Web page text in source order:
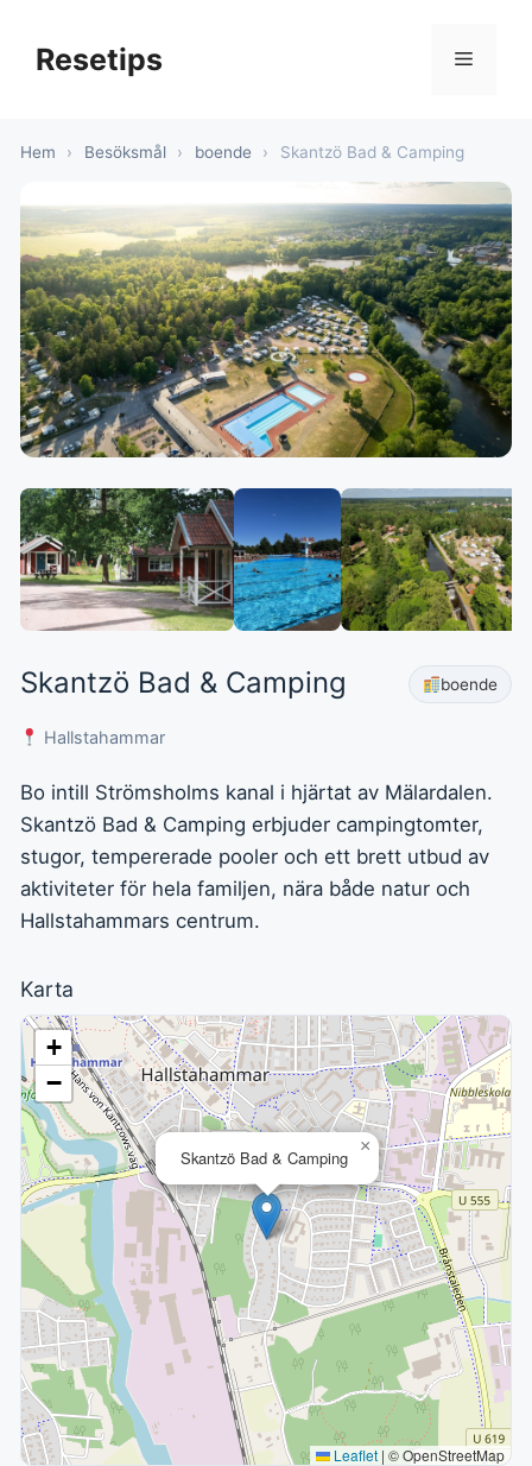
innehållResetips Meny
Hem › Besöksmål › boende › Skantzö Bad & Camping
Skantzö Bad & Camping boende
Hallstahammar
Bo intill Strömsholms kanal i hjärtat av Mälardalen.
Skantzö Bad & Camping erbjuder campingtomter,
stugor, tempererade pooler och ett brett utbud av
aktiviteter för hela familjen, nära både natur och
Hallstahammars centrum.
Karta
Skantzö Bad & Camping
×
+
−
Leaflet | © OpenStreetMap